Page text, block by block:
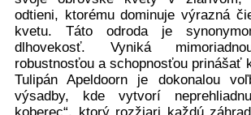
odtieni, ktorému dominuje výrazná
kvetu. Táto odroda je
dlhovekosť. Vyniká
robustnosťou a schopnosťou prinášať
Tulipán Apeldoorn je dokonalou
výsadby, kde vytvorí
koberec“, ktorý rozžiari každú